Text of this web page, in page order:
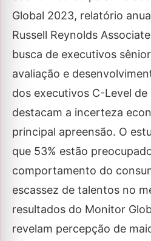
Global 2023, relatório
Russell Reynolds
busca de executivos
avaliação e
dos executivos C-Level
destacam a incerteza
principal apreensão. O
que 53% estão
comportamento do
escassez de talentos no
resultados do Monitor
revelam percepção de